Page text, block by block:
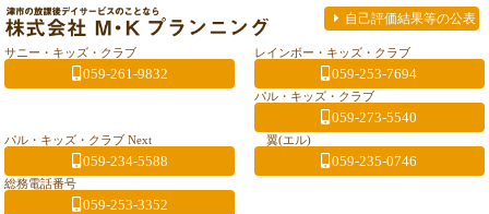
自己評価結果等の公表
サニー・キッズ・クラブ
059-261-9832
レインボー・キッズ・クラブ
059-253-7694
パル・キッズ・クラブ
059-273-5540
パル・キッズ・クラブ Next
059-234-5588
翼(エル)
059-235-0746
総務電話番号
059-253-3352